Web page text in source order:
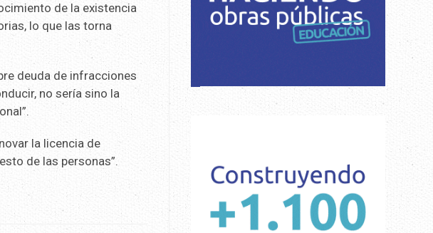
de la existencia
lo que las torna
deuda de infracciones
no sería sino la
la licencia de
de las personas”.